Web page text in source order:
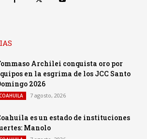
Archilei conquista oro por
en la esgrima de los JCC Santo
2026
7 agosto, 2026
es un estado de instituciones
Manolo